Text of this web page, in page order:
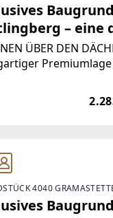
– eine
von Linz!
ÜBER DEN
als seltene
4040